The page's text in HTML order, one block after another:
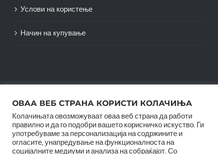
Услови на користење
Начин на купување
© Copyright 2012 -2026 |SwiftAgency | All Rights
ОВАА ВЕБ СТРАНА КОРИСТИ КОЛАЧИЊА
Колачињата овозможуваат оваа веб страна да работи
правилно и да го подобри вашето корисничко искуство. Ги
употребуваме за персонализација на содржините и
огласите, унапредување на функционалноста на
социјалните медиуми и анализа на собраќајот. Со